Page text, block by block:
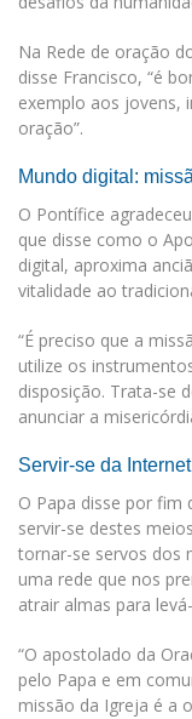
Na Rede de oração
disse Francisco, “é
exemplo aos jovens,
oração”.
Mundo digital:
O Pontífice
que disse como o
digital, aproxima
vitalidade ao
“É preciso que a
utilize os
disposição. Trata-se
anunciar a
Servir-se da
O Papa disse por fim
servir-se destes
tornar-se servos dos
uma rede que nos
atrair almas para
“O apostolado da
pelo Papa e em
missão da Igreja é a